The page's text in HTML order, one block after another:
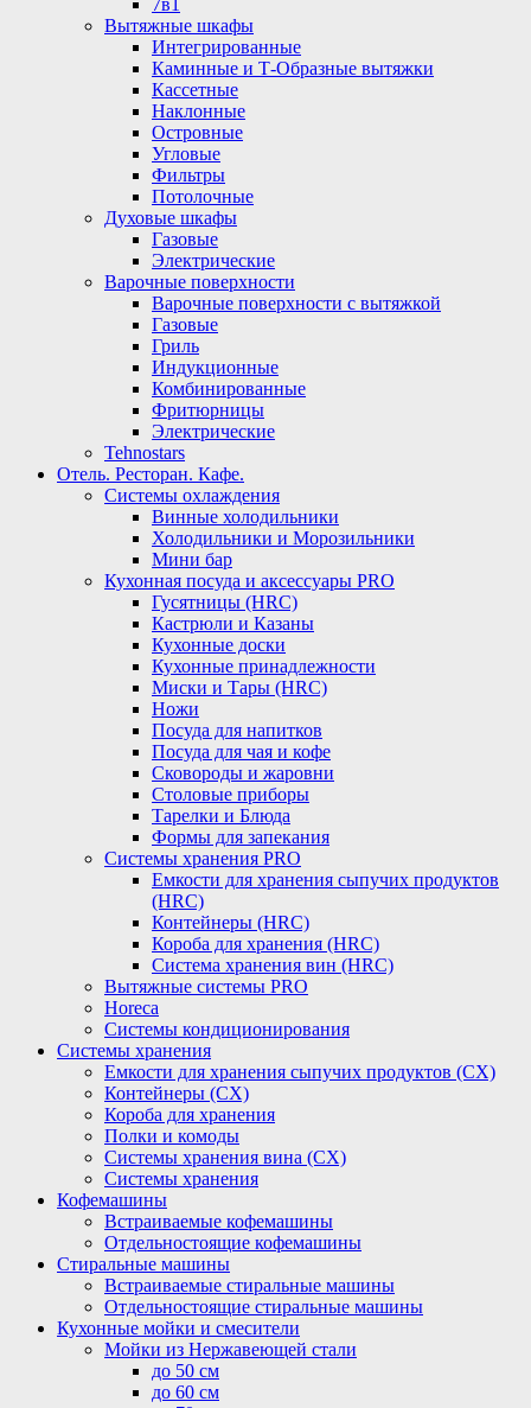
7в1
Вытяжные шкафы
Интегрированные
Каминные и Т-Образные вытяжки
Кассетные
Наклонные
Островные
Угловые
Фильтры
Потолочные
Духовые шкафы
Газовые
Электрические
Варочные поверхности
Варочные поверхности с вытяжкой
Газовые
Гриль
Индукционные
Комбинированные
Фритюрницы
Электрические
Tehnostars
Отель. Ресторан. Кафе.
Системы охлаждения
Винные холодильники
Холодильники и Морозильники
Мини бар
Кухонная посуда и аксессуары PRO
Гусятницы (HRC)
Кастрюли и Казаны
Кухонные доски
Кухонные принадлежности
Миски и Тары (HRC)
Ножи
Посуда для напитков
Посуда для чая и кофе
Сковороды и жаровни
Столовые приборы
Тарелки и Блюда
Формы для запекания
Системы хранения PRO
Емкости для хранения сыпучих продуктов
(HRC)
Контейнеры (HRC)
Короба для хранения (HRC)
Система хранения вин (HRC)
Вытяжные системы PRO
Horeca
Системы кондиционирования
Системы хранения
Емкости для хранения сыпучих продуктов (СХ)
Контейнеры (СХ)
Короба для хранения
Полки и комоды
Системы хранения вина (СХ)
Системы хранения
Кофемашины
Встраиваемые кофемашины
Отдельностоящие кофемашины
Стиральные машины
Встраиваемые стиральные машины
Отдельностоящие стиральные машины
Кухонные мойки и смесители
Мойки из Нержавеющей стали
до 50 см
до 60 см